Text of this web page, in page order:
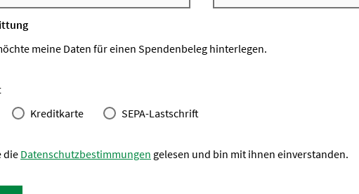
meine Daten für einen Spendenbeleg hinterlegen.
Kreditkarte SEPA-Lastschrift
die Datenschutzbestimmungen gelesen und bin mit ihnen einverstanden.